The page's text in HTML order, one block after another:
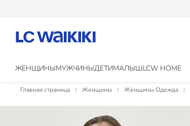
ЖЕНЩИНЫМУЖЧИНЫДЕТИМАЛЫШLCW HOME
Главная страница Женщины Женщины Одежда